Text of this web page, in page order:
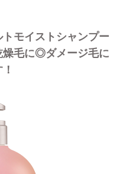
トモイストシャンプー
燥毛に◎ダメージ毛に